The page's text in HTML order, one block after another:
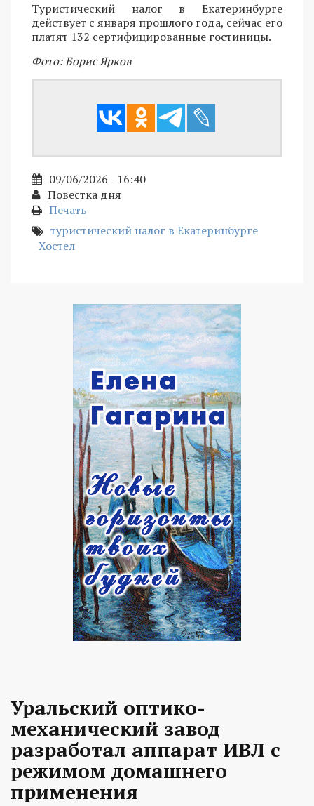
Туристический налог в Екатеринбурге
действует с января прошлого года, сейчас его
платят 132 сертифицированные гостиницы.
Фото: Борис Ярков
09/06/2026 - 16:40
Повестка дня
Печать
туристический налог в Екатеринбурге
Хостел
Уральский оптико-
механический завод
разработал аппарат ИВЛ с
режимом домашнего
применения